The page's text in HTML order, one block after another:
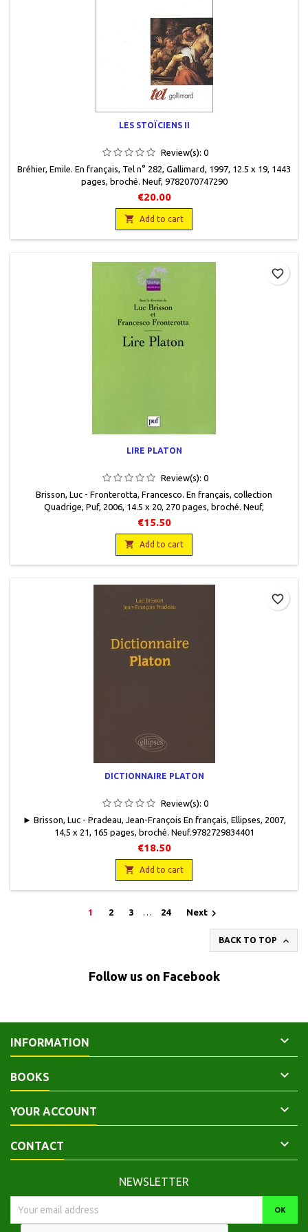
LES STOÏCIENS II
Review(s): 0
Bréhier, Emile. En français, Tel n° 282, Gallimard, 1997, 12.5 x 19, 1443
pages, broché. Neuf, 9782070747290
€20.00
 Add to cart
LIRE PLATON
Review(s): 0
Brisson, Luc - Fronterotta, Francesco. En français, collection
Quadrige, Puf, 2006, 14.5 x 20, 270 pages, broché. Neuf,
9782130558095
€15.50
 Add to cart
favorite_border
DICTIONNAIRE PLATON
Review(s): 0
► Brisson, Luc - Pradeau, Jean-François En français, Ellipses, 2007,
14,5 x 21, 165 pages, broché. Neuf.9782729834401
€18.50
 Add to cart
favorite_border
1 2 3 … 24 Next 
BACK TO TOP 
Follow us on Facebook
INFORMATION 
BOOKS 
YOUR ACCOUNT 
CONTACT 
NEWSLETTER